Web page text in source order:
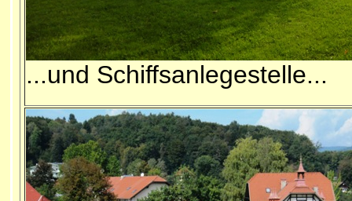
...und Schiffsanlegestelle...